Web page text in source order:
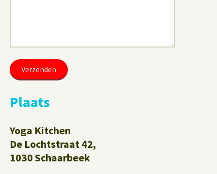
Plaats
Yoga Kitchen
De Lochtstraat 42,
1030 Schaarbeek